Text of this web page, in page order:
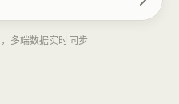
多端数据实时同步